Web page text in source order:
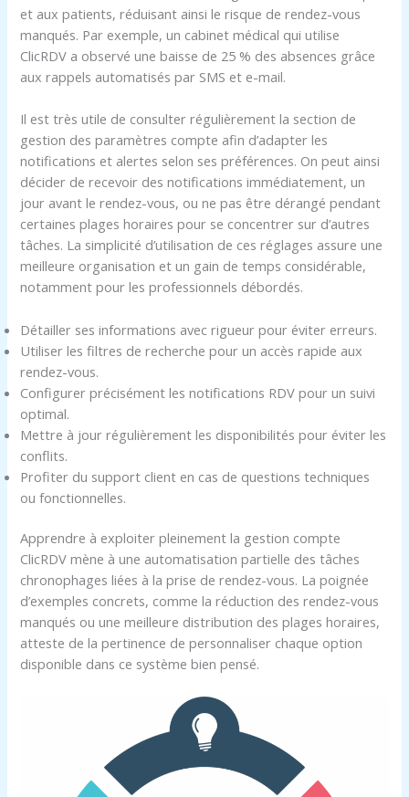
et aux patients, réduisant ainsi le risque de rendez-vous
manqués. Par exemple, un cabinet médical qui utilise
ClicRDV a observé une baisse de 25 % des absences grâce
aux rappels automatisés par SMS et e-mail.
Il est très utile de consulter régulièrement la section de
gestion des paramètres compte afin d’adapter les
notifications et alertes selon ses préférences. On peut ainsi
décider de recevoir des notifications immédiatement, un
jour avant le rendez-vous, ou ne pas être dérangé pendant
certaines plages horaires pour se concentrer sur d’autres
tâches. La simplicité d’utilisation de ces réglages assure une
meilleure organisation et un gain de temps considérable,
notamment pour les professionnels débordés.
Détailler ses informations avec rigueur pour éviter erreurs.
Utiliser les filtres de recherche pour un accès rapide aux
rendez-vous.
Configurer précisément les notifications RDV pour un suivi
optimal.
Mettre à jour régulièrement les disponibilités pour éviter les
conflits.
Profiter du support client en cas de questions techniques
ou fonctionnelles.
Apprendre à exploiter pleinement la gestion compte
ClicRDV mène à une automatisation partielle des tâches
chronophages liées à la prise de rendez-vous. La poignée
d’exemples concrets, comme la réduction des rendez-vous
manqués ou une meilleure distribution des plages horaires,
atteste de la pertinence de personnaliser chaque option
disponible dans ce système bien pensé.